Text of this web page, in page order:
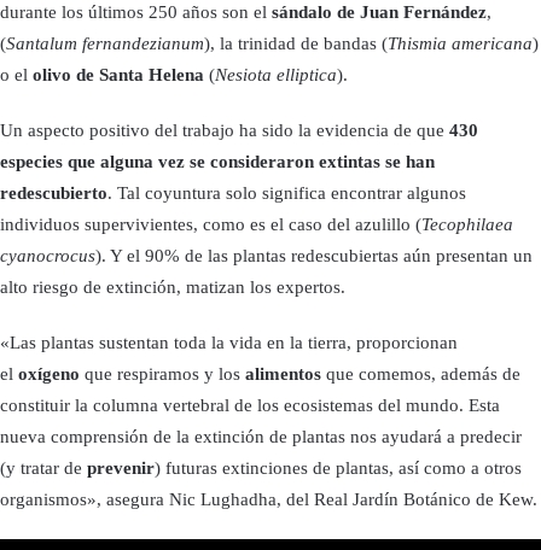
durante los últimos 250 años son el sándalo de Juan Fernández,
(Santalum fernandezianum), la trinidad de bandas (Thismia americana)
o el olivo de Santa Helena (Nesiota elliptica).
Un aspecto positivo del trabajo ha sido la evidencia de que 430
especies que alguna vez se consideraron extintas se han
redescubierto. Tal coyuntura solo significa encontrar algunos
individuos supervivientes, como es el caso del azulillo (Tecophilaea
cyanocrocus). Y el 90% de las plantas redescubiertas aún presentan un
alto riesgo de extinción, matizan los expertos.
«Las plantas sustentan toda la vida en la tierra, proporcionan
el oxígeno que respiramos y los alimentos que comemos, además de
constituir la columna vertebral de los ecosistemas del mundo. Esta
nueva comprensión de la extinción de plantas nos ayudará a predecir
(y tratar de prevenir) futuras extinciones de plantas, así como a otros
organismos», asegura Nic Lughadha, del Real Jardín Botánico de Kew.